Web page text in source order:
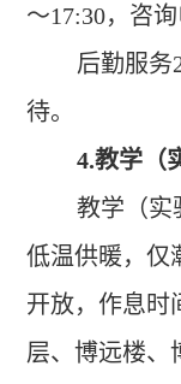
～17:30，咨
后勤服务
待。
4.教学（
教学（实
低温供暖，仅
开放，作息时
层、博远楼、